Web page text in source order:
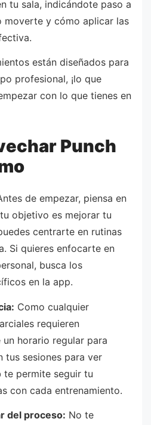
tu sala, indicándote paso a
moverte y cómo aplicar las
están diseñados para
profesional, ¡lo que
con lo que tienes en
Punch
de empezar, piensa en
objetivo es mejorar tu
centrarte en rutinas
Si quieres enfocarte en
busca los
en la app.
Como cualquier
requieren
horario regular para
tus sesiones para ver
te permite seguir tu
con cada entrenamiento.
del proceso: No te